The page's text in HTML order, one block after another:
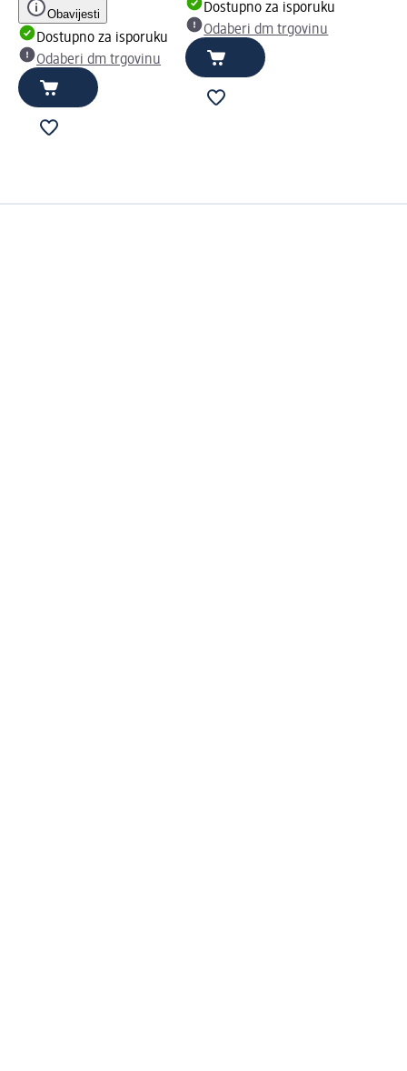
Obavijesti
Dostupno za isporuku
Odaberi dm trgovinu
Dostupno za isporuku
Odaberi dm trgovinu